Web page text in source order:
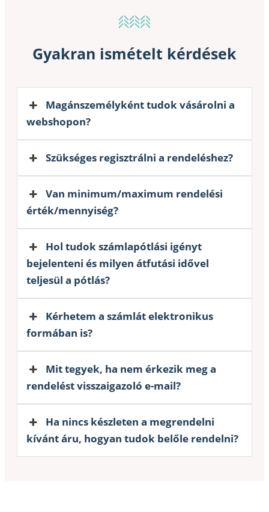
Gyakran ismételt kérdések
Magánszemélyként tudok vásárolni a
webshopon?
Szükséges regisztrálni a rendeléshez?
Van minimum/maximum rendelési
érték/mennyiség?
Hol tudok számlapótlási igényt
bejelenteni és milyen átfutási idővel
teljesül a pótlás?
Kérhetem a számlát elektronikus
formában is?
Mit tegyek, ha nem érkezik meg a
rendelést visszaigazoló e-mail?
Ha nincs készleten a megrendelni
kívánt áru, hogyan tudok belőle rendelni?